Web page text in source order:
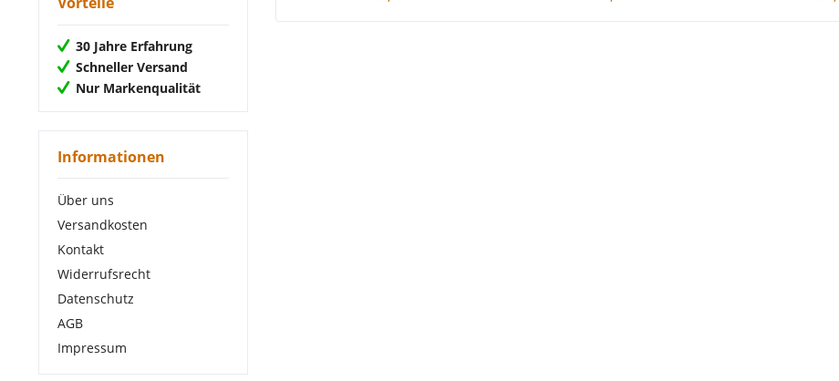
30 Jahre Erfahrung
Schneller Versand
Nur Markenqualität
Informationen
Über uns
Versandkosten
Kontakt
Widerrufsrecht
Datenschutz
AGB
Impressum